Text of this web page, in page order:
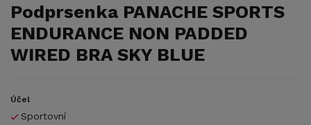
Podprsenka PANACHE SPORTS
ENDURANCE NON PADDED
WIRED BRA SKY BLUE
Účel
Sportovní